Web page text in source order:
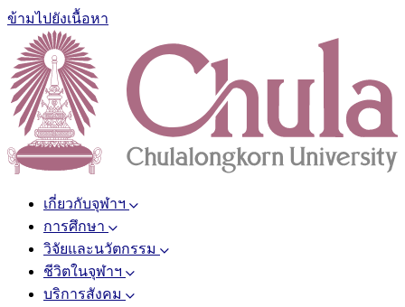
ข้ามไปยังเนื้อหา
เกี่ยวกับจุฬาฯ
การศึกษา
วิจัยและนวัตกรรม
ชีวิตในจุฬาฯ
บริการสังคม